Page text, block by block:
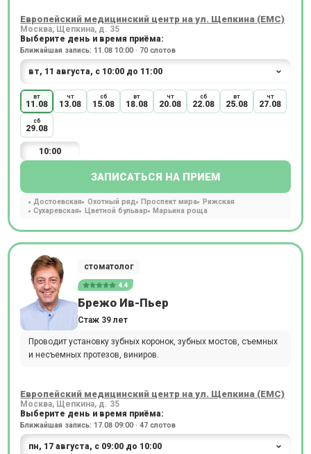
Европейский медицинский центр на ул. Щепкина (ЕМС)
Москва, Щепкина, д. 35
Выберите день и время приёма:
Ближайшая запись: 11.08 10:00 · 70 слотов
вт
11.08
чт
13.08
сб
15.08
вт
18.08
чт
20.08
сб
22.08
вт
25.08
чт
27.08
сб
29.08
10:00
ЗАПИСАТЬСЯ НА ПРИЕМ
Достоевская Охотный ряд Проспект мира
Рижская
Сухаревская
Цветной бульвар Марьина роща
стоматолог
4.4
Брежо Ив-Пьер
Стаж 39 лет
Проводит установку зубных коронок, зубных мостов, съемных
и несъемных протезов, виниров.
Европейский медицинский центр на ул. Щепкина (ЕМС)
Москва, Щепкина, д. 35
Выберите день и время приёма:
Ближайшая запись: 17.08 09:00 · 47 слотов